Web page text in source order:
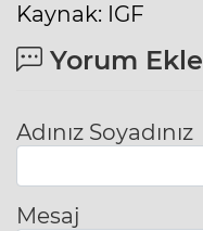
Kaynak: IGF
Yorum Ekle
Adınız Soyadınız
Mesaj